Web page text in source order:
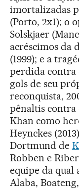
imortalizadas
(Porto, 2x1); o
Solskjaer
acréscimos da
(1999); e a
perdida contra
gols de seu
reconquista,
pênaltis contra
Khan como
Heynckes
Dortmund de
Robben e
equipe da qual
Alaba,